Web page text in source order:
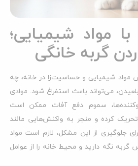
با مواد شیمیایی؛
گربه خانگی
مواد شیمیایی و حساسیت‌زا در خانه، چه
می‌تواند باعث استفراغ شود. موادی
سموم دفع آفات ممکن است
کرده و منجر به واکنش‌هایی مانند
جلوگیری از این مشکل، لازم است مواد
گربه نگه دارید و محیط خانه را از عوامل